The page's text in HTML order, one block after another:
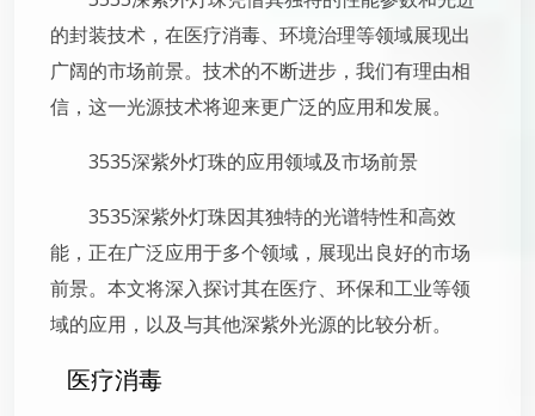
的封装技术，在医疗消毒、环境治理等领域展现出
广阔的市场前景。技术的不断进步，我们有理由相
信，这一光源技术将迎来更广泛的应用和发展。
3535深紫外灯珠的应用领域及市场前景
3535深紫外灯珠因其独特的光谱特性和高效
能，正在广泛应用于多个领域，展现出良好的市场
前景。本文将深入探讨其在医疗、环保和工业等领
域的应用，以及与其他深紫外光源的比较分析。
医疗消毒